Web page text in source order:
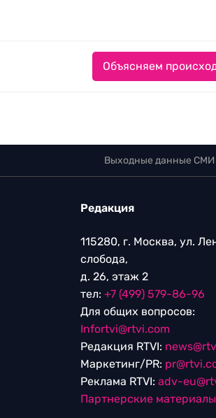
Объясняем
Выходные данные СМИ
Редакция
115280, г. Москва, ул.
слобода,
д. 26, этаж 2
тел: +7 (499) 579-86-96
Для общих вопросов:
Infortvi@rtvi.com
Редакция RTVI:
Маркетинг/PR:
Реклама RTVI: adv-
Партнерские материалы